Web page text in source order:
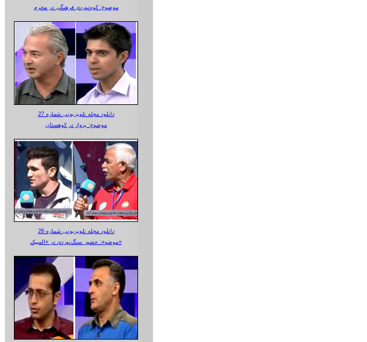
موضوع: کوه‌نوردی فرهنگی در محرم
دانلود مجله تلویزیونی شماره 27
موضوع: پرواز در کوهستان
دانلود مجله تلویزیونی شماره 26
موضوع: حضور سنگ‌نوردی در «المپیک»